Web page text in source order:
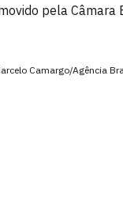
pela
Camargo/Agência